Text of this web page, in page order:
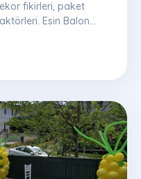
fikirleri, paket
Esin Balon